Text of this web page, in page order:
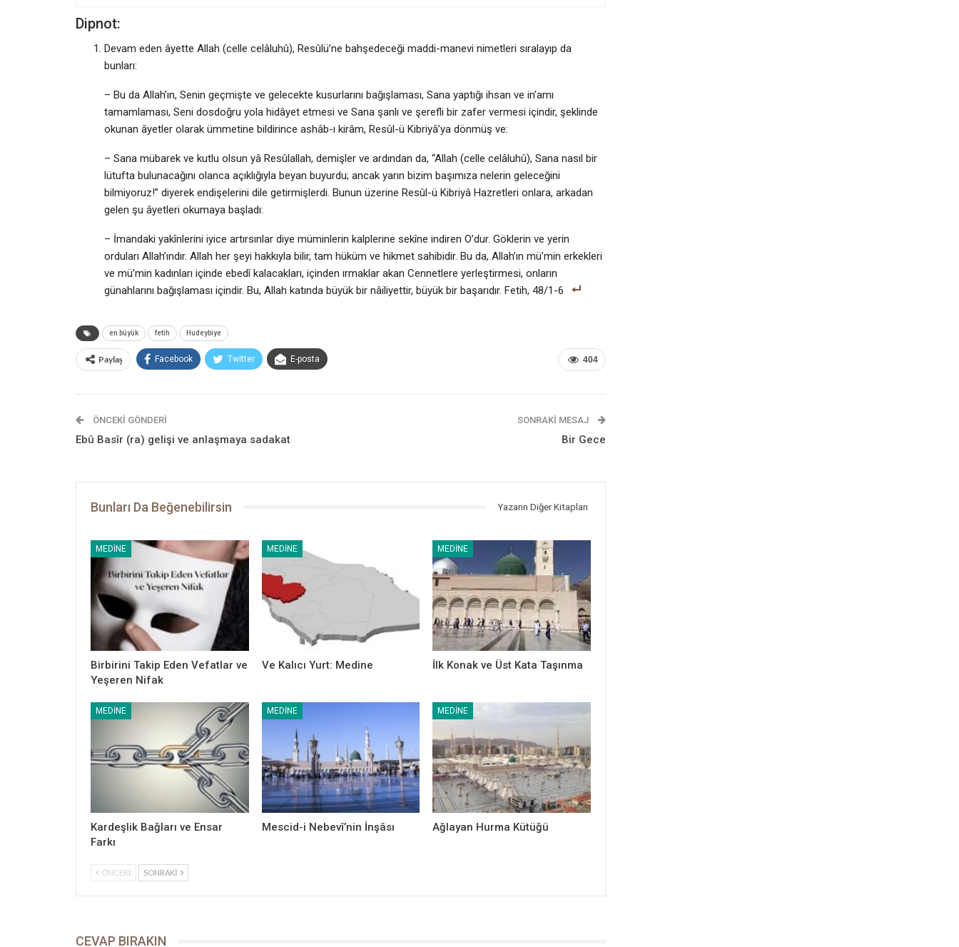
Dipnot:
Devam eden âyette Allah (celle celâluhû), Resûlü’ne bahşedeceği maddi-manevi nimetleri sıralayıp da
bunları:
– Bu da Allah’ın, Senin geçmişte ve gelecekte kusurlarını bağışlaması, Sana yaptığı ihsan ve in’amı
tamamlaması, Seni dosdoğru yola hidâyet etmesi ve Sana şanlı ve şerefli bir zafer vermesi içindir, şeklinde
okunan âyetler olarak ümmetine bildirince ashâb-ı kirâm, Resûl-ü Kibriyâ’ya dönmüş ve:
– Sana mübarek ve kutlu olsun yâ Resûlallah, demişler ve ardından da, “Allah (celle celâluhû), Sana nasıl bir
lütufta bulunacağını olanca açıklığıyla beyan buyurdu; ancak yarın bizim başımıza nelerin geleceğini
bilmiyoruz!” diyerek endişelerini dile getirmişlerdi. Bunun üzerine Resûl-ü Kibriyâ Hazretleri onlara, arkadan
gelen şu âyetleri okumaya başladı:
– İmandaki yakînlerini iyice artırsınlar diye müminlerin kalplerine sekîne indiren O’dur. Göklerin ve yerin
orduları Allah’ındır. Allah her şeyi hakkıyla bilir, tam hüküm ve hikmet sahibidir. Bu da, Allah’ın mü’min erkekleri
ve mü’min kadınları içinde ebedî kalacakları, içinden ırmaklar akan Cennetlere yerleştirmesi, onların
günahlarını bağışlaması içindir. Bu, Allah katında büyük bir nâiliyettir, büyük bir başarıdır. Fetih, 48/1-6
en büyük fetih Hudeybiye
404
Paylaş Facebook Twitter E-posta
ÖNCEKI GÖNDERI
Ebû Basîr (ra) gelişi ve anlaşmaya sadakat
SONRAKI MESAJ
Bir Gece
Bunları Da Beğenebilirsin Yazarın Diğer Kitapları
MEDINE
Birbirini Takip Eden Vefatlar ve
Yeşeren Nifak
MEDINE
Ve Kalıcı Yurt: Medine
MEDINE
İlk Konak ve Üst Kata Taşınma
MEDINE
Kardeşlik Bağları ve Ensar
Farkı
MEDINE
Mescid-i Nebevî’nin İnşâsı
MEDINE
Ağlayan Hurma Kütüğü
ÖNCEKI SONRAKI
CEVAP BIRAKIN